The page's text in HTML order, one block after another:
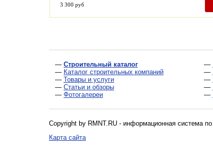
3 300 руб
— Строительный каталог
— Каталог строительных компаний
— Товары и услуги
— Статьи и обзоры
— Фотогалереи
—
—
—
—
—
Copyright by RMNT.RU - информационная система по
Карта сайта